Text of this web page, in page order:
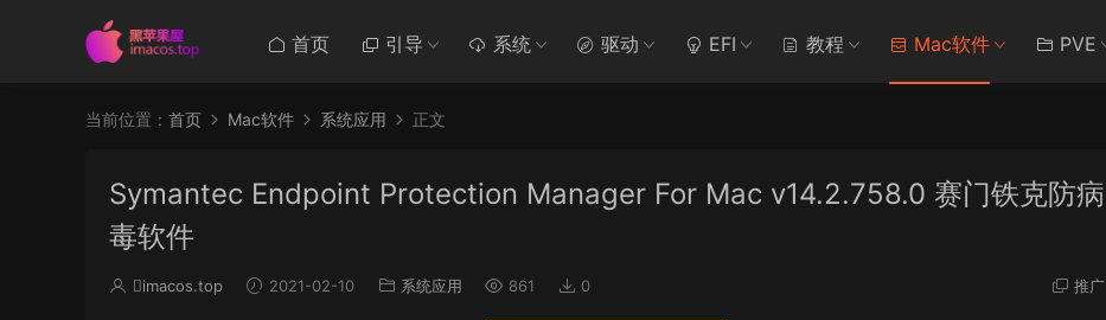
首页 引导 系统 驱动 EFI 教程 Mac软件 PVE
当前位置： 首页 Mac软件 系统应用 正文
Symantec Endpoint Protection Manager For Mac v14.2.758.0 赛门铁克防病
毒软件
imacos.top 2021-02-10 系统应用 861 0 推广